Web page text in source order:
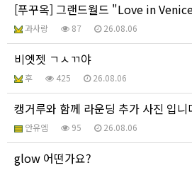
[푸꾸옥] 그랜드월드 "Love in
과사랑 87 26.08.06
비엣젯 ㄱㅅㄲ야
후 425 26.08.06
캥거루와 함께 라운딩 추가 사진 입니
안유엠 95 26.08.06
glow 어떤가요?